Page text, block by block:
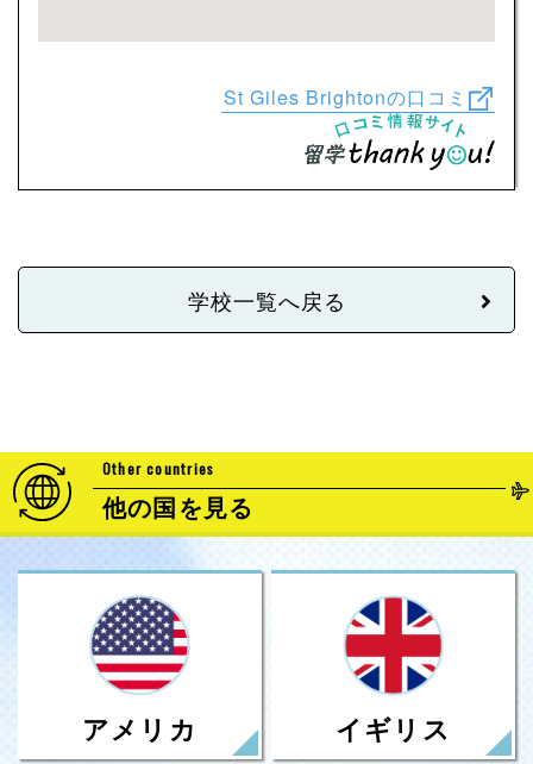
St Giles Brightonの口コミ
学校一覧へ戻る
Other countries
他の国を見る
アメリカ イギリス